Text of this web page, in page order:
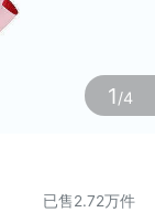
1/4
已售2.72万件